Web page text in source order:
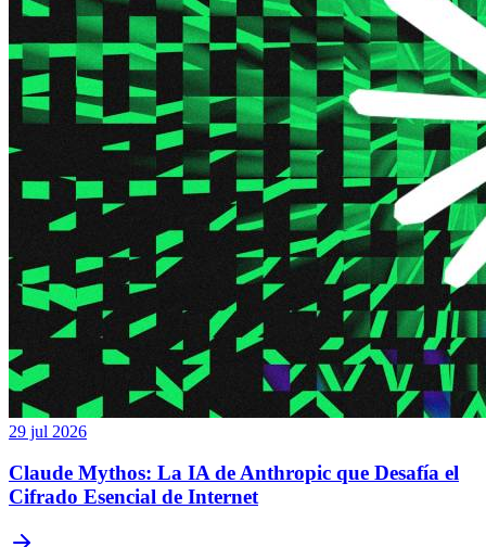
29 jul 2026
Claude Mythos: La IA de Anthropic que Desafía el
Cifrado Esencial de Internet